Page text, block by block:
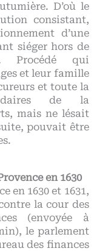
D’où le
consistant,
d’une
siéger hors de
Procédé qui
et leur famille
et toute la
de la
mais ne lésait
pouvait être
en 1630
en 1630 et 1631,
la cour des
(envoyée à
le parlement
des finances